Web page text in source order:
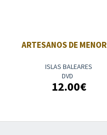
ARTESANOS DE
ISLAS BALEARES
DVD
12.00€